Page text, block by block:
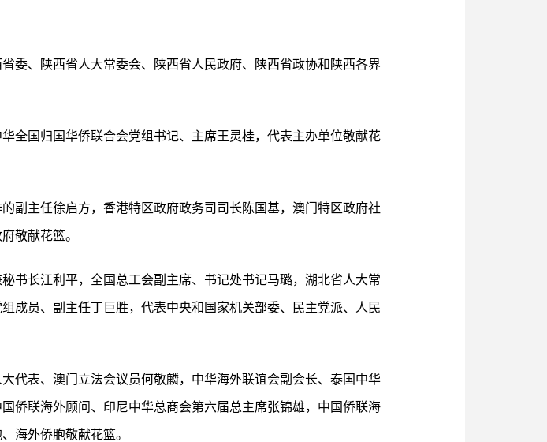
委、陕西省人大常委会、陕西省人民政府、陕西省政协和陕西各界
全国归国华侨联合会党组书记、主席王灵桂，代表主办单位敬献花
副主任徐启方，香港特区政府政务司司长陈国基，澳门特区政府社
敬献花篮。
书长江利平，全国总工会副主席、书记处书记马璐，湖北省人大常
成员、副主任丁巨胜，代表中央和国家机关部委、民主党派、人民
代表、澳门立法会议员何敬麟，中华海外联谊会副会长、泰国中华
侨联海外顾问、印尼中华总商会第六届总主席张锦雄，中国侨联海
海外侨胞敬献花篮。